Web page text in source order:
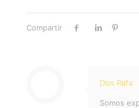
Compartir
Don Rafa
Somos